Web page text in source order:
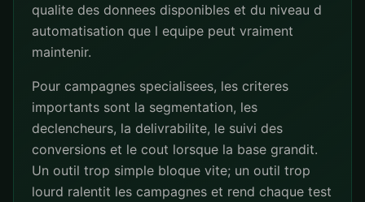
qualite des donnees disponibles et du niveau d
automatisation que l equipe peut vraiment
maintenir.
Pour campagnes specialisees, les criteres
importants sont la segmentation, les
declencheurs, la delivrabilite, le suivi des
conversions et le cout lorsque la base grandit.
Un outil trop simple bloque vite; un outil trop
lourd ralentit les campagnes et rend chaque test